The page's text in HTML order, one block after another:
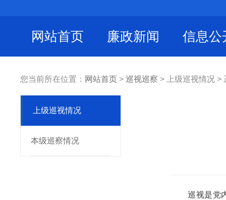
网站首页 廉政新闻 信息公
您当前所在位置： 网站首页 > 巡视巡察 > 上级巡视情况 >
上级巡视情况
本级巡察情况
巡视是党